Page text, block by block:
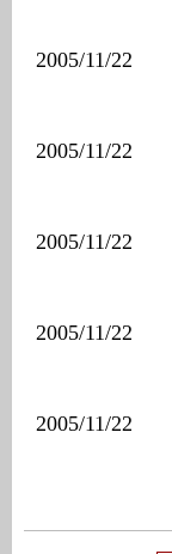
2005/11/22
2005/11/22
2005/11/22
2005/11/22
2005/11/22